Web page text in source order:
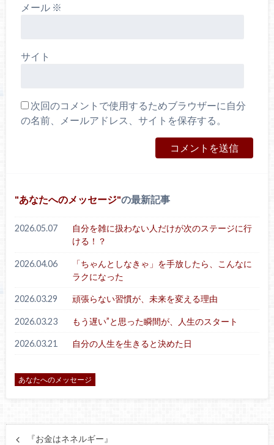
メール ※
サイト
次回のコメントで使用するためブラウザーに自分
の名前、メールアドレス、サイトを保存する。
あなたへのメッセージ の最新記事
2026.05.07
自分を雑に扱わない人だけが次のステージに行
ける！？
2026.04.06
「ちゃんとしなきゃ」を手放したら、こんなに
ラクになった
2026.03.29 頑張らない習慣が、未来を変える理由
2026.03.23 もう遅い”と思った瞬間が、人生のスタート
2026.03.21 自分の人生を生きると決めた日
あなたへのメッセージ
『お金はネネルギー』